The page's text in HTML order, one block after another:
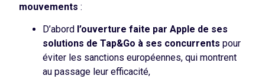
mouvements :
D’abord l’ouverture faite par Apple de ses
solutions de Tap&Go à ses concurrents pour
éviter les sanctions européennes, qui montrent
au passage leur efficacité,